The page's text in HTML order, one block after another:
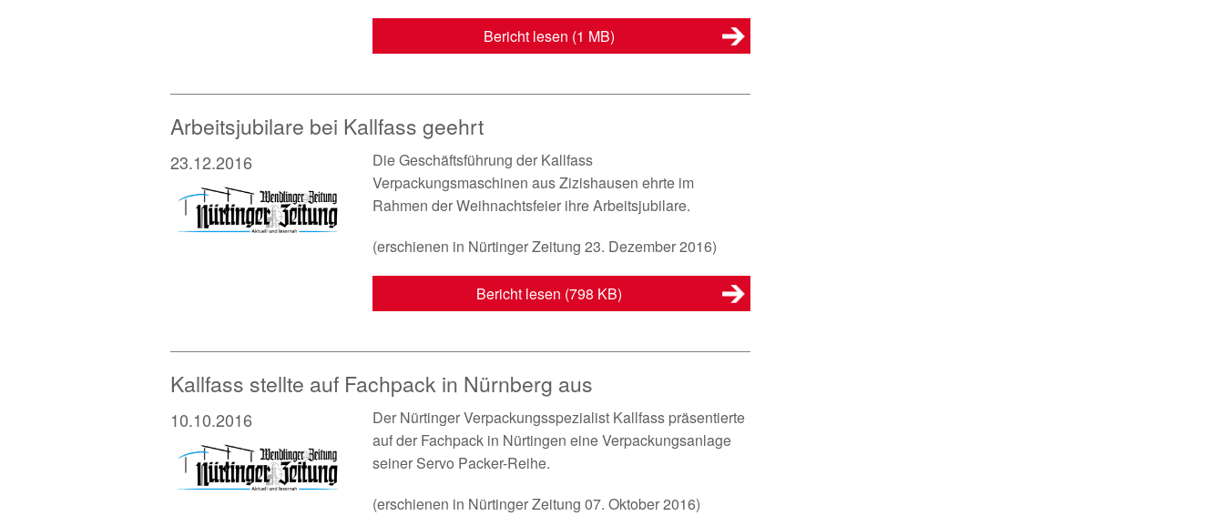
Bericht lesen (1 MB)
Arbeitsjubilare bei Kallfass geehrt
23.12.2016
Die Geschäftsführung der Kallfass
Verpackungsmaschinen aus Zizishausen ehrte im
Rahmen der Weihnachtsfeier ihre Arbeitsjubilare.
(erschienen in Nürtinger Zeitung 23. Dezember 2016)
Bericht lesen (798 KB)
Kallfass stellte auf Fachpack in Nürnberg aus
10.10.2016
Der Nürtinger Verpackungsspezialist Kallfass präsentierte
auf der Fachpack in Nürtingen eine Verpackungsanlage
seiner Servo Packer-Reihe.
(erschienen in Nürtinger Zeitung 07. Oktober 2016)